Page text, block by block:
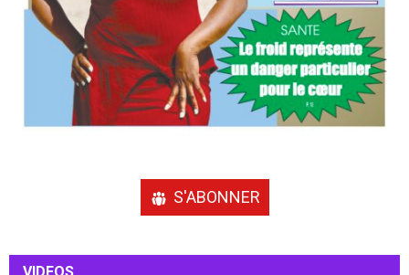
S'ABONNER